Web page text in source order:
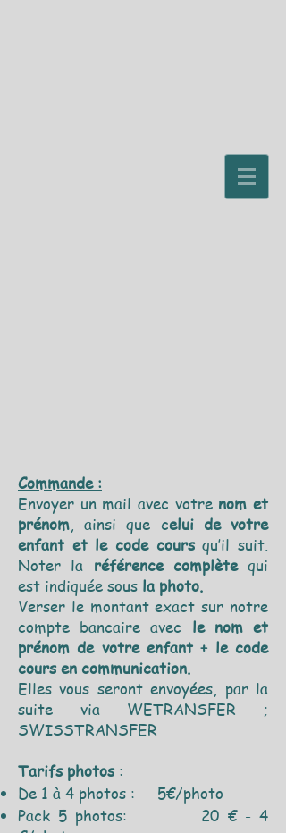
Commande :
Envoyer un mail avec votre nom et
prénom, ainsi que celui de votre
enfant et le code coursqu’il suit.
Noter la référence complètequi
est indiquée sous la photo.
Verser le montant exact sur notre
compte bancaire avec le nom et
prénom de votre enfant + le code
cours en communication.
Elles vous seront envoyées, par la
suite via WETRANSFER ;
SWISSTRANSFER
Tarifs photos :
De 1 à 4 photos : 5€/photo
Pack 5 photos: 20 € - 4